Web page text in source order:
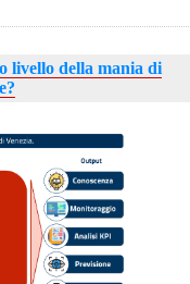
livello della mania di